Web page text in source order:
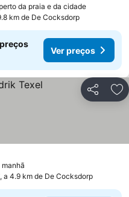
da praia e da cidade
km de De Cocksdorp
Ver preços
Partilhar
a 4.9 km de De Cocksdorp